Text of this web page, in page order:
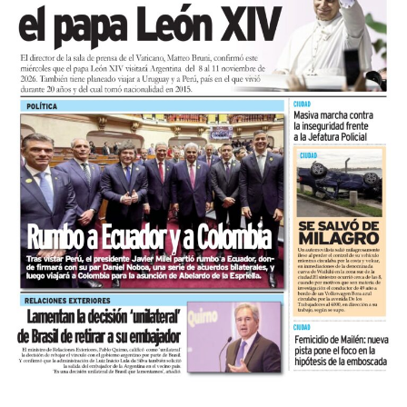
En tanto, el viernes 21 a las 17:30 se desarrollará “El
Cerebro Mágico: construyendo preguntas, respuestas y
circuitos”, a cargo de María Paula Algote. Se trata de un
taller práctico de arte, ciencia y tecnología en el que al
finalizar cada participante se lleva su propia creación
terminada. Es una actividad arancelada (incluye
materiales) destinada a niños a partir de los 6 años.
Los participantes menores de 8 años deberán asistir
acompañados por una persona adulta (menores
asistentes $12.000 y adulto acompañante $5.000). Las
entradas están disponibles en la boletería de lunes a
viernes de 14 a 19.
Asimismo, el viernes 28 a las 17:30 se realizará “Arco Iris
de Cuentos” con Lecturita Ediciones a cargo de
Margarita Luna. Consistirá en un espacio interactivo de